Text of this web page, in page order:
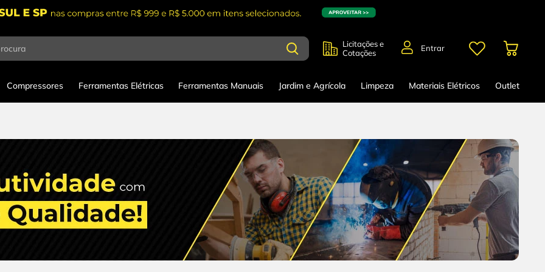
Licitações e
Cotações
Entrar
Compressores Ferramentas Elétricas Ferramentas Manuais Jardim e Agrícola Limpeza Materiais Elétricos Outlet